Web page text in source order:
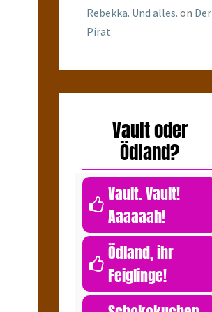
Rebekka. Und alles. on Der
Pirat
Vault oder
Ödland?
Vault. Vault!
Aaaaaah!
Ödland, ihr
Feiglinge!